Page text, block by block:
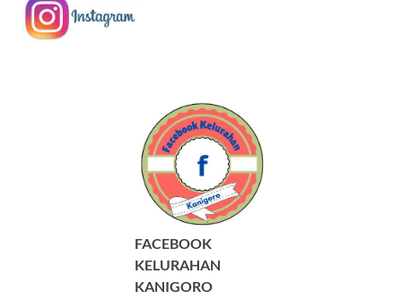
FACEBOOK
KELURAHAN
KANIGORO